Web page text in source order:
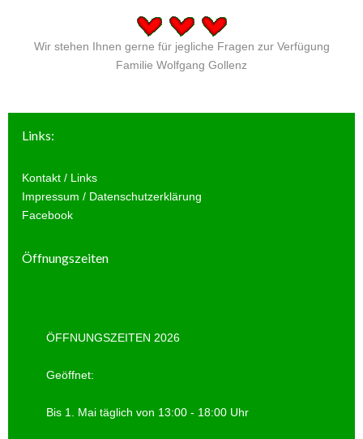
Wir stehen Ihnen gerne für jegliche Fragen zur Verfügung
Familie Wolfgang Gollenz
Links:
Kontakt / Links
Impressum / Datenschutzerklärung
Facebook
Öffnungszeiten
ÖFFNUNGSZEITEN 2026
Geöffnet:
Bis 1. Mai täglich von 13:00 - 18:00 Uhr